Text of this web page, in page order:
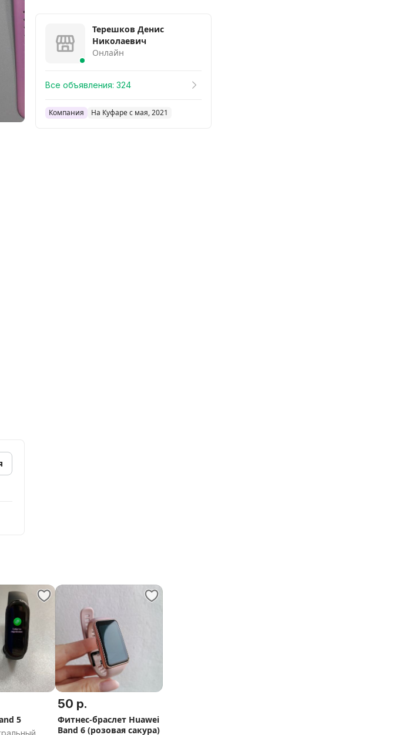
5
50 р.
Фитнес-браслет Huawei
Band 6 (розовая сакура)
Терешков Денис
Николаевич
Онлайн
Все объявления: 324
Компания На Куфаре с мая, 2021